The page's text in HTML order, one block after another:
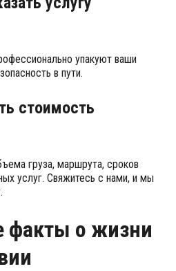
упакуют ваши
в пути.
стоимость
груза, маршрута, сроков
услуг. Свяжитесь с нами, и мы
факты о жизни